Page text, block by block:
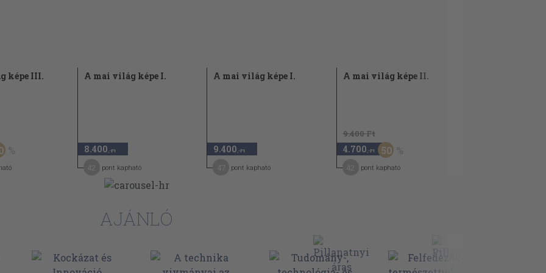
225
226
231
képe III. A mai világ képe I.
8.400 ,-Ft
pont kapható
A mai világ képe I.
9.400 ,-Ft
pont kapható
A mai világ képe II.
9.400 Ft
4.700 ,-Ft 50
pont kapható
AJÁNLÓ